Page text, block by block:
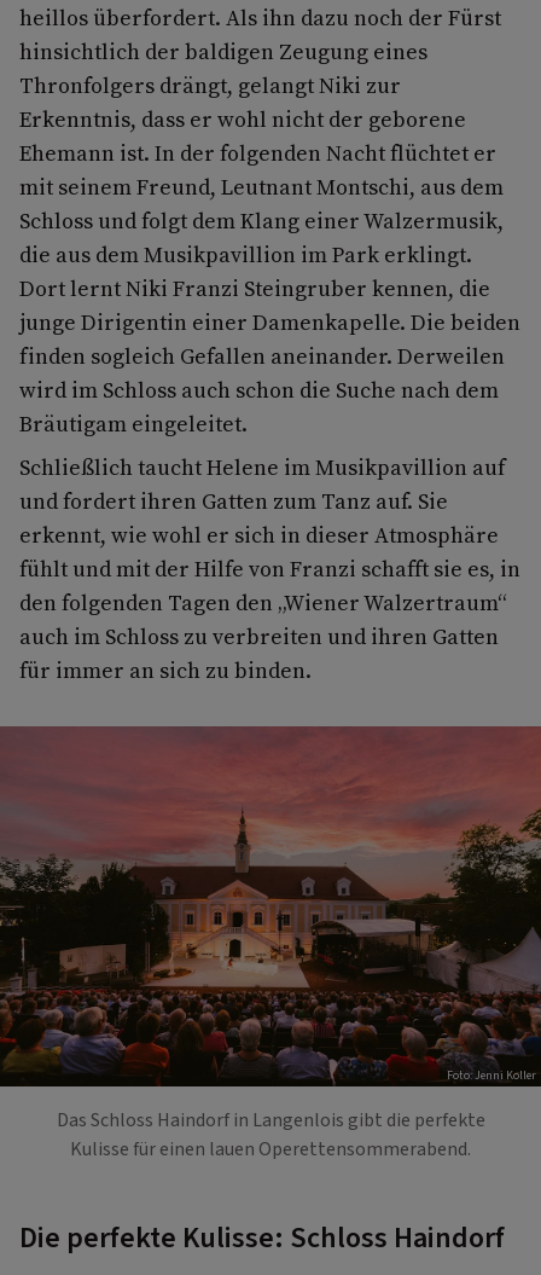
heillos überfordert. Als ihn dazu noch der Fürst
hinsichtlich der baldigen Zeugung eines
Thronfolgers drängt, gelangt Niki zur
Erkenntnis, dass er wohl nicht der geborene
Ehemann ist. In der folgenden Nacht flüchtet er
mit seinem Freund, Leutnant Montschi, aus dem
Schloss und folgt dem Klang einer Walzermusik,
die aus dem Musikpavillion im Park erklingt.
Dort lernt Niki Franzi Steingruber kennen, die
junge Dirigentin einer Damenkapelle. Die beiden
finden sogleich Gefallen aneinander. Derweilen
wird im Schloss auch schon die Suche nach dem
Bräutigam eingeleitet.
Schließlich taucht Helene im Musikpavillion auf
und fordert ihren Gatten zum Tanz auf. Sie
erkennt, wie wohl er sich in dieser Atmosphäre
fühlt und mit der Hilfe von Franzi schafft sie es, in
den folgenden Tagen den „Wiener Walzertraum“
auch im Schloss zu verbreiten und ihren Gatten
für immer an sich zu binden.
Foto: Jenni Koller
Das Schloss Haindorf in Langenlois gibt die perfekte
Kulisse für einen lauen Operettensommerabend.
Die perfekte Kulisse: Schloss Haindorf